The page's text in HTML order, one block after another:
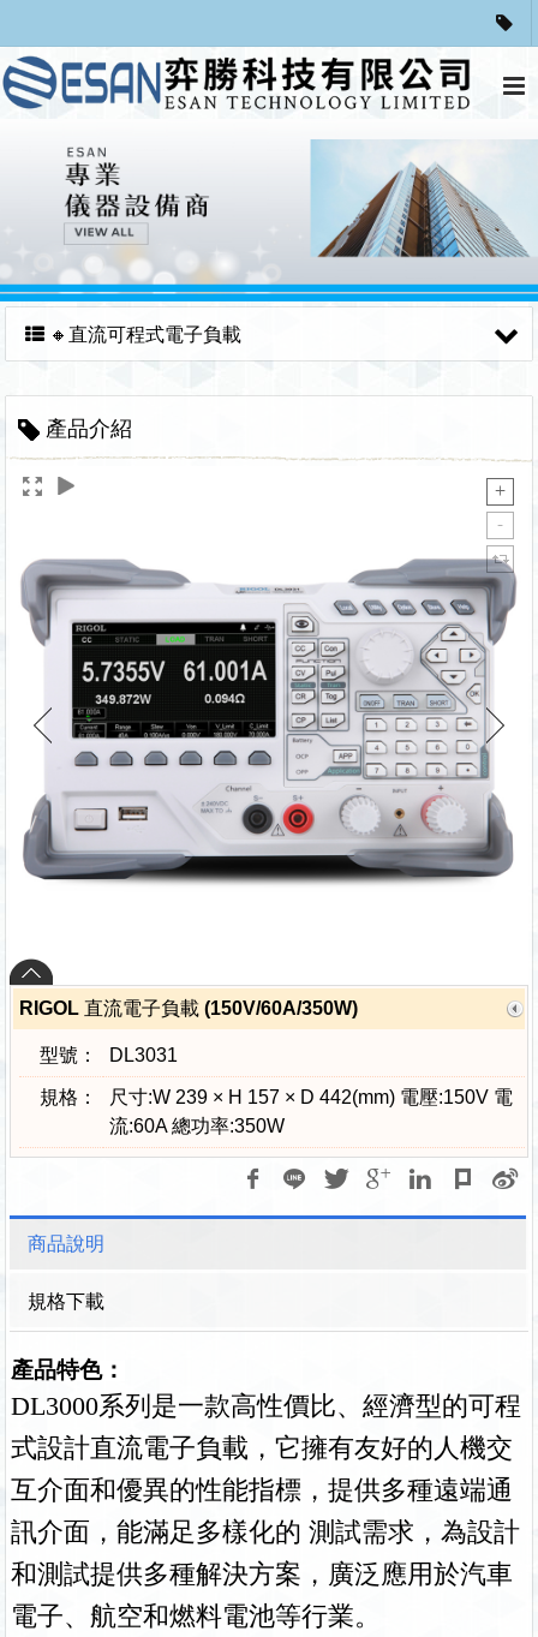
🔸直流可程式電子負載
產品介紹
RIGOL 直流電子負載 (150V/60A/350W)
型號： DL3031
規格：
尺寸:W 239 × H 157 × D 442(mm) 電壓:150V 電
流:60A 總功率:350W
商品說明
規格下載
產品特色：
DL3000系列是一款高性價比、經濟型的可程
式設計直流電子負載，它擁有友好的人機交
互介面和優異的性能指標，提供多種遠端通
訊介面，能滿足多樣化的 測試需求，為設計
和測試提供多種解決方案，廣泛應用於汽車
電子、航空和燃料電池等行業。